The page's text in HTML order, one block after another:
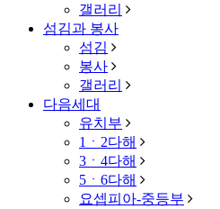
갤러리
섬김과 봉사
섬김
봉사
갤러리
다음세대
유치부
1ㆍ2다해
3ㆍ4다해
5ㆍ6다해
요셉피아-중등부